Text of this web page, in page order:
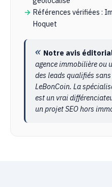
Références vérifiées :
Hoquet
Notre avis
agence immobilière ou
des leads qualifiés sans
LeBonCoin. La
est un vrai
un projet SEO hors